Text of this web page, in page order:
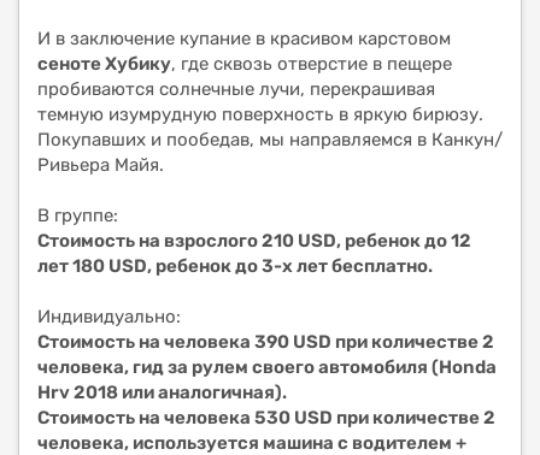
И в заключение купание в красивом карстовом
сеноте Хубику, где сквозь отверстие в пещере
пробиваются солнечные лучи, перекрашивая
темную изумрудную поверхность в яркую бирюзу.
Покупавших и пообедав, мы направляемся в Канкун/
Ривьера Майя.
В группе:
Стоимость на взрослого 210 USD, ребенок до 12
лет 180 USD, ребенок до 3-х лет бесплатно.
Индивидуально:
Стоимость на человека 390 USD при количестве 2
человека, гид за рулем своего автомобиля (Honda
Hrv 2018 или аналогичная).
Стоимость на человека 530 USD при количестве 2
человека, используется машина с водителем +